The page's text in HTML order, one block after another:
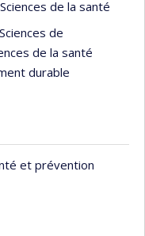
Elle a remporté
et figure
qui feront la
québécoise
France) via ses
que : comment les
de la santé
de
de la santé
durable
et prévention